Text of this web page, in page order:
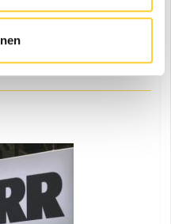
Vegas neues
des Baumaschinenfahrers